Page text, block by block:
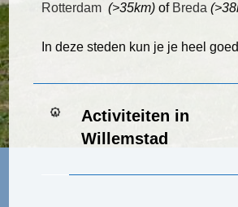
Rotterdam (>35km) of Breda (>
In deze steden kun je je heel
Activiteiten in
Willemstad